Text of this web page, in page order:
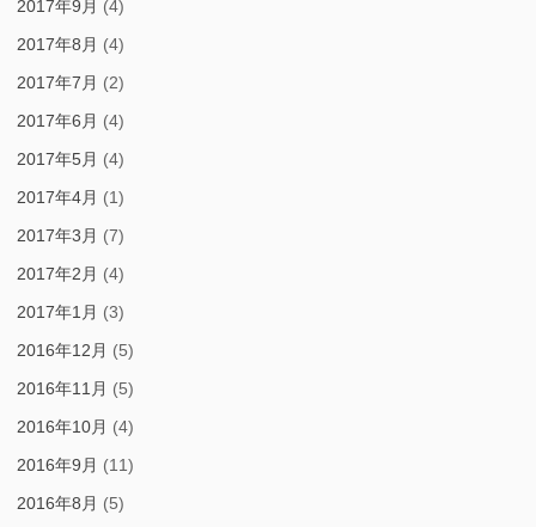
2017年9月 (4)
2017年8月 (4)
2017年7月 (2)
2017年6月 (4)
2017年5月 (4)
2017年4月 (1)
2017年3月 (7)
2017年2月 (4)
2017年1月 (3)
2016年12月 (5)
2016年11月 (5)
2016年10月 (4)
2016年9月 (11)
2016年8月 (5)